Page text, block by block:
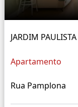
JARDIM PAULISTA
Apartamento
Rua Pamplona